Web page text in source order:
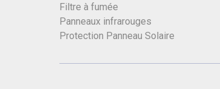
Filtre à fumée
Panneaux infrarouges
Protection Panneau Solaire